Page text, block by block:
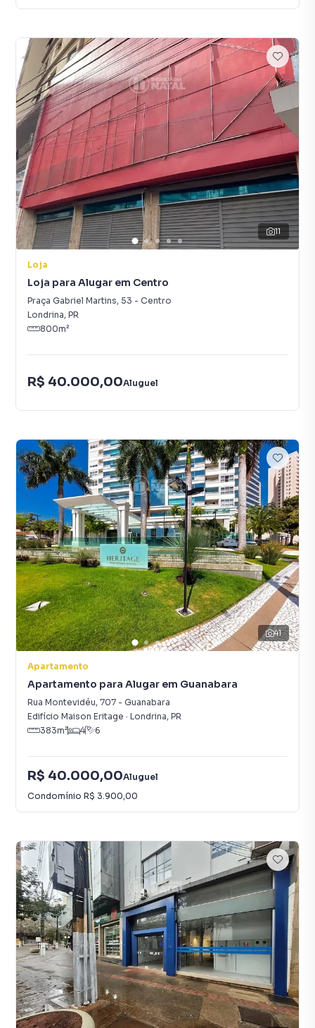
11
Loja
Loja para Alugar em Centro
Praça Gabriel Martins, 53 - Centro
Londrina, PR
800m²
R$ 40.000,00Aluguel
41
Apartamento
Apartamento para Alugar em Guanabara
Rua Montevidéu, 707 - Guanabara
Edifício Maison Eritage · Londrina, PR
383m² 4 6
R$ 40.000,00Aluguel
Condomínio R$ 3.900,00